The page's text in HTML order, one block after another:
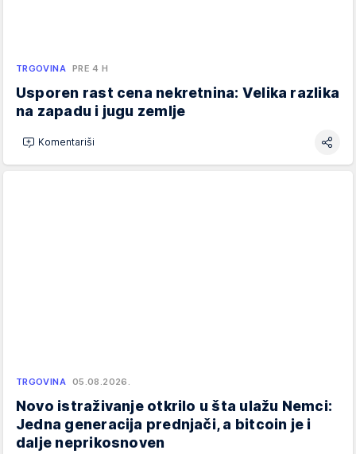
TRGOVINA PRE 4 H
Usporen rast cena nekretnina: Velika razlika
na zapadu i jugu zemlje
Komentariši
TRGOVINA 05.08.2026.
Novo istraživanje otkrilo u šta ulažu Nemci:
Jedna generacija prednjači, a bitcoin je i
dalje neprikosnoven